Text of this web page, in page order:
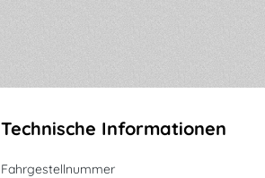
Technische Informationen
Fahrgestellnummer